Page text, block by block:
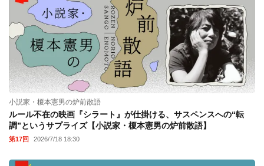
小説家・榎本憲男の炉前散語
ルール不在の映画『シラート』が仕掛ける、サスペンスへの“転
調”というサプライズ【小説家・榎本憲男の炉前散語】
第17回 2026/7/18 18:30